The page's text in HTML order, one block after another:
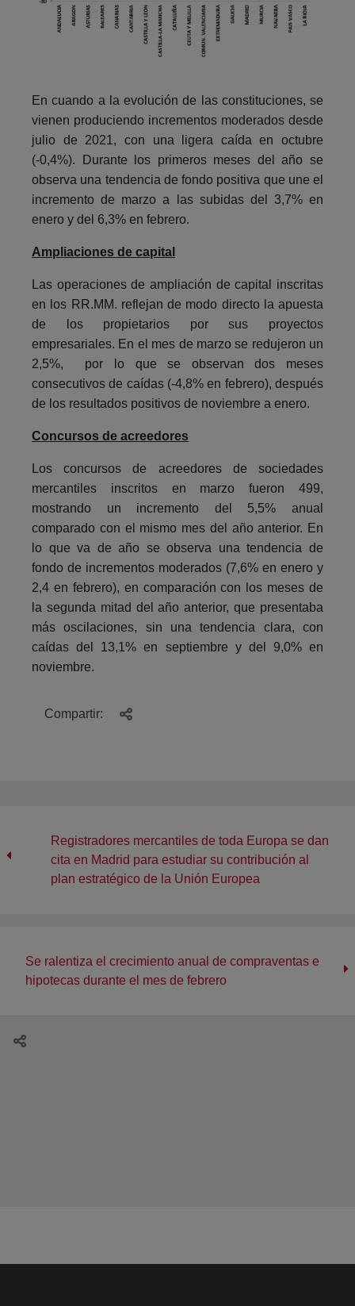
En cuando a la evolución de las constituciones, se
vienen produciendo incrementos moderados desde
julio de 2021, con una ligera caída en octubre
(-0,4%). Durante los primeros meses del año se
observa una tendencia de fondo positiva que une el
incremento de marzo a las subidas del 3,7% en
enero y del 6,3% en febrero.
Ampliaciones de capital
Las operaciones de ampliación de capital inscritas
en los RR.MM. reflejan de modo directo la apuesta
de los propietarios por sus proyectos
empresariales. En el mes de marzo se redujeron un
2,5%, por lo que se observan dos meses
consecutivos de caídas (-4,8% en febrero), después
de los resultados positivos de noviembre a enero.
Concursos de acreedores
Los concursos de acreedores de sociedades
mercantiles inscritos en marzo fueron 499,
mostrando un incremento del 5,5% anual
comparado con el mismo mes del año anterior. En
lo que va de año se observa una tendencia de
fondo de incrementos moderados (7,6% en enero y
2,4 en febrero), en comparación con los meses de
la segunda mitad del año anterior, que presentaba
más oscilaciones, sin una tendencia clara, con
caídas del 13,1% en septiembre y del 9,0% en
noviembre.
Compartir:
Registradores mercantiles de toda Europa se dan
cita en Madrid para estudiar su contribución al
plan estratégico de la Unión Europea
Se ralentiza el crecimiento anual de compraventas e
hipotecas durante el mes de febrero